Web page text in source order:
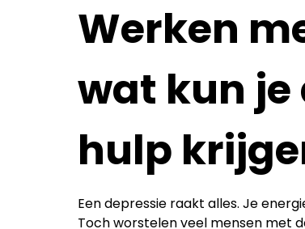
Werken
wat kun je
hulp
Een depressie raakt alles. Je
Toch worstelen veel mensen met